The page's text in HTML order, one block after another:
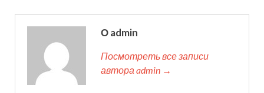
О admin
Посмотреть все записи
автора admin →